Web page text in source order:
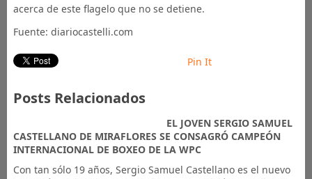
acerca de este flagelo que no se detiene.
Fuente: diariocastelli.com
Pin It
Posts Relacionados
EL JOVEN SERGIO SAMUEL
CASTELLANO DE MIRAFLORES SE CONSAGRÓ CAMPEÓN
INTERNACIONAL DE BOXEO DE LA WPC
Con tan sólo 19 años, Sergio Samuel Castellano es el nuevo